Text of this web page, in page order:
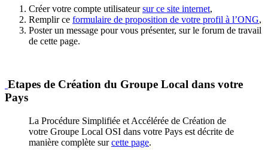
Créer votre compte utilisateursur ce site internet,
Remplir ce formulaire de proposition de votre profil à l’ONG,
Poster un message pour vous présenter, sur le forum de travail
de cette page.
Etapes de Création du Groupe Local dans votre
Pays
La Procédure Simplifiée et Accélérée de Création de
votre Groupe Local OSI dans votre Pays est décrite de
manière complète surcette page.